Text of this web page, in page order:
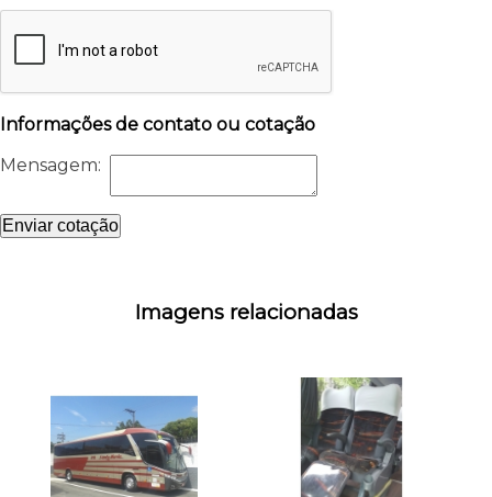
Informações de contato ou cotação
Mensagem:
Enviar cotação
Imagens relacionadas